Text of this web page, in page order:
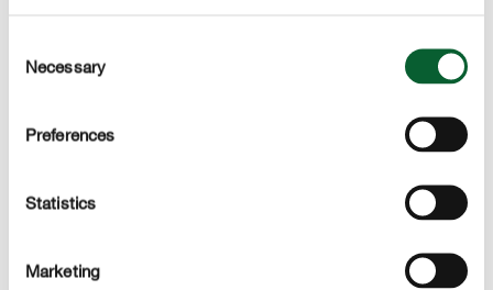
Selection
Necessary
Preferences
Statistics
Marketing
La tourbe compris dans le produit est extraite
conformément aux normes Responsibly Produced Peat,
responsable de la tourbe.